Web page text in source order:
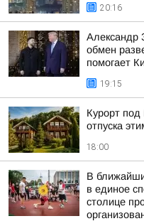
20:16
Александр
обмен
помогает
19:15
Курорт под
отпуска
18:00
В
в единое
столице